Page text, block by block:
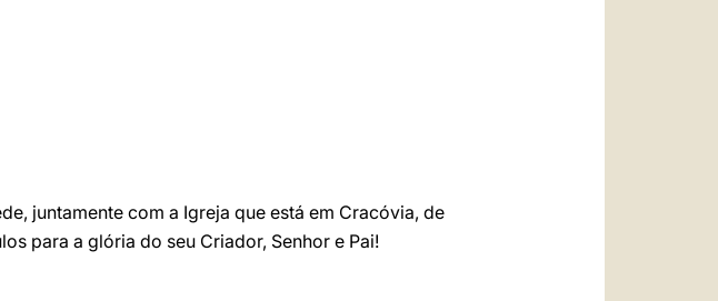
juntamente com a Igreja que está em Cracóvia, de
para a glória do seu Criador, Senhor e Pai!